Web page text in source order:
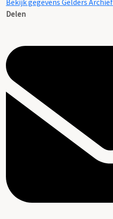
Bekijk gegevens Gelders Archief
Delen